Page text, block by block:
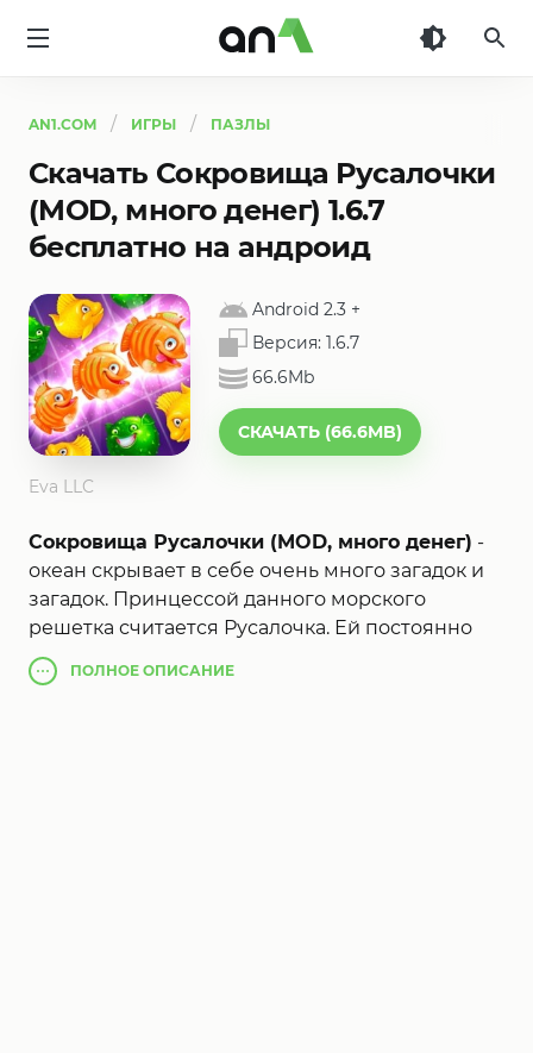
AN1.COM ИГРЫ ПАЗЛЫ
Скачать Сокровища Русалочки
(MOD, много денег) 1.6.7
бесплатно на андроид
Android 2.3 +
Версия: 1.6.7
66.6Mb
СКАЧАТЬ (66.6MB)
Eva LLC
Сокровища Русалочки (MOD, много денег) -
океан скрывает в себе очень много загадок и
загадок. Принцессой данного морского
решетка считается Русалочка. Ей постоянно
нравилось составлять ракушки, каботажничать
наперег`онки с пиратскими кораблями,
ПОЛНОЕ ОПИСАНИЕ